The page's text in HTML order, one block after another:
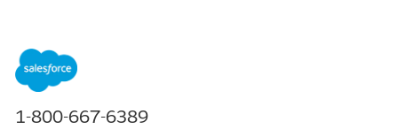
庭收入」(版本 1)
如果您已自訂整合程序,請確定您啟用正確的版本。
按一下「
重複步驟以啟用這些 Omniscript。如果您已自訂這些版本,請確定您
啟用正確的版本。
1-800-667-6389